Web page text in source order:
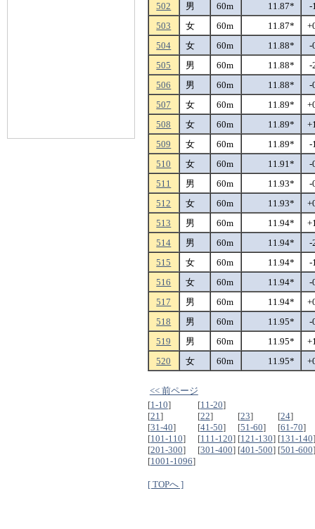
502
男 60m 11.87*
-
503
女 60m 11.87*
504
女 60m 11.88*
-
505
男 60m 11.88*
-
506
男 60m 11.88*
-
507
女 60m 11.89*
508
女 60m 11.89*
509
女 60m 11.89*
-
510
女 60m 11.91*
-
511
男 60m 11.93*
-
512
女 60m 11.93*
513
男 60m 11.94*
514
男 60m 11.94*
-
515
女 60m 11.94*
-
516
女 60m 11.94*
-
517
男 60m 11.94*
518
男 60m 11.95*
-
519
男 60m 11.95*
520
女 60m 11.95*
<< 前ページ
[1-10] [11-20]
[21] [22] [23] [24]
[31-40] [41-50] [51-60] [61-70]
[101-110] [111-120] [121-130] [131-140
[201-300] [301-400] [401-500] [501-600
[1001-1096]
[ TOPへ ]